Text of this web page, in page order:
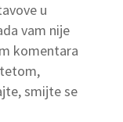
u
vam nije
komentara
smijte se